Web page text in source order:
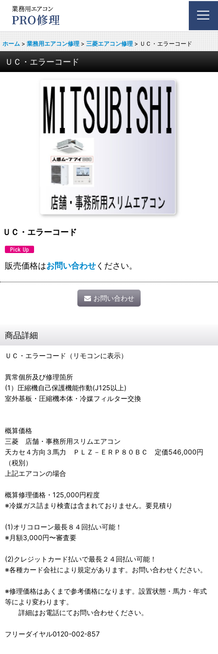
ホーム > 業務用エアコン修理 > 三菱エアコン修理 > ＵＣ・エラーコード
ＵＣ・エラーコード
ＵＣ・エラーコード
販売価格はお問い合わせください。
お問い合わせ
商品詳細
ＵＣ・エラーコード（リモコンに表示）
異常個所及び修理箇所
(1）圧縮機自己保護機能作動(J125以上)
室外基板・圧縮機本体・冷媒フィルター交換
概算価格
三菱 店舗・事務所用スリムエアコン
天カセ４方向３馬力 ＰＬＺ－ＥＲＰ８０ＢＣ 定価546,000円
（税別）
上記エアコンの場合
概算修理価格・125,000円程度
※冷媒ガス詰まり検査は含まれておりません。要見積り
(1)オリコローン最長８４回払い可能！
※月額3,000円〜審査要
(2)クレジットカード払いで最長２４回払い可能！
※各種カード会社により規定があります。お問い合わせください。
※修理価格はあくまで参考価格になります。設置状態・馬力・年式
等により変わります。
詳細はお電話にてお問い合わせください。
フリーダイヤル0120-002-857